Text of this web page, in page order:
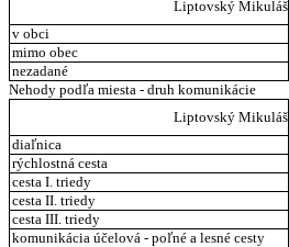
Liptovský Mikuláš
v obci
mimo obec
nezadané
Nehody podľa miesta - druh komunikácie
Liptovský Mikuláš
diaľnica
rýchlostná cesta
cesta I. triedy
cesta II. triedy
cesta III. triedy
komunikácia účelová - poľné a lesné cesty